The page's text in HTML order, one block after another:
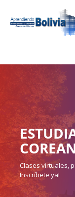
contenido
Clases virtuales,
Inscríbete ya!